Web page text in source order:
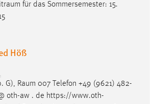
für das Sommersemester: 15.
Höß
G), Raum 007 Telefon +49 (9621) 482-
oth-aw . de https://www.oth-
um die Chatfunktion nutzen zu können.
= Sitzungslaufzeit, mibew_locale = 3